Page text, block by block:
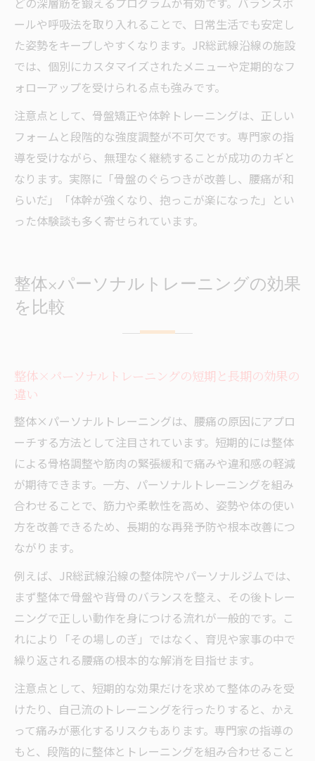
ールや呼吸法を取り入れることで、日常生活でも安定し
た姿勢をキープしやすくなります。JR総武線沿線の施設
では、個別にカスタマイズされたメニューや定期的なフ
ォローアップを受けられる点も強みです。
注意点として、骨盤矯正や体幹トレーニングは、正しい
フォームと段階的な強度調整が不可欠です。専門家の指
導を受けながら、無理なく継続することが成功のカギと
なります。実際に「骨盤のぐらつきが改善し、腰痛が和
らいだ」「体幹が強くなり、抱っこが楽になった」とい
った体験談も多く寄せられています。
整体×パーソナルトレーニングの効果
を比較
整体×パーソナルトレーニングの短期と長期の効果の
違い
整体×パーソナルトレーニングは、腰痛の原因にアプロ
ーチする方法として注目されています。短期的には整体
による骨格調整や筋肉の緊張緩和で痛みや違和感の軽減
が期待できます。一方、パーソナルトレーニングを組み
合わせることで、筋力や柔軟性を高め、姿勢や体の使い
方を改善できるため、長期的な再発予防や根本改善につ
ながります。
例えば、JR総武線沿線の整体院やパーソナルジムでは、
まず整体で骨盤や背骨のバランスを整え、その後トレー
ニングで正しい動作を身につける流れが一般的です。こ
れにより「その場しのぎ」ではなく、育児や家事の中で
繰り返される腰痛の根本的な解消を目指せます。
注意点として、短期的な効果だけを求めて整体のみを受
けたり、自己流のトレーニングを行ったりすると、かえ
って痛みが悪化するリスクもあります。専門家の指導の
もと、段階的に整体とトレーニングを組み合わせること